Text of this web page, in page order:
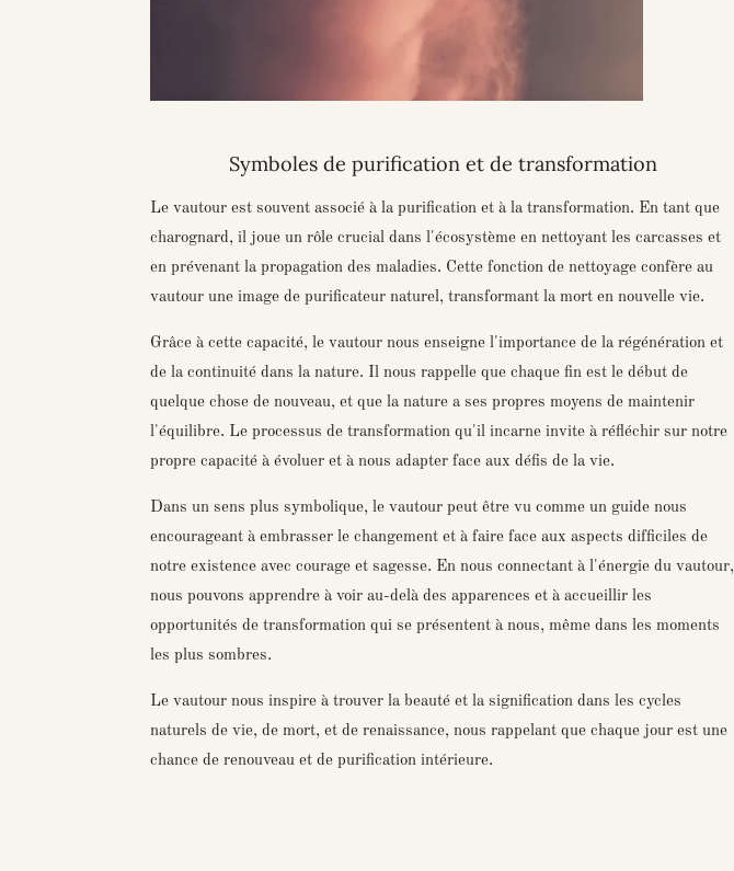
Symboles de purification et de transformation
Le vautour est souvent associé à la purification et à la transformation. En tant que
charognard, il joue un rôle crucial dans l'écosystème en nettoyant les carcasses et
en prévenant la propagation des maladies. Cette fonction de nettoyage confère au
vautour une image de purificateur naturel, transformant la mort en nouvelle vie.
Grâce à cette capacité, le vautour nous enseigne l'importance de la régénération et
de la continuité dans la nature. Il nous rappelle que chaque fin est le début de
quelque chose de nouveau, et que la nature a ses propres moyens de maintenir
l'équilibre. Le processus de transformation qu'il incarne invite à réfléchir sur notre
propre capacité à évoluer et à nous adapter face aux défis de la vie.
Dans un sens plus symbolique, le vautour peut être vu comme un guide nous
encourageant à embrasser le changement et à faire face aux aspects difficiles de
notre existence avec courage et sagesse. En nous connectant à l'énergie du vautour,
nous pouvons apprendre à voir au-delà des apparences et à accueillir les
opportunités de transformation qui se présentent à nous, même dans les moments
les plus sombres.
Le vautour nous inspire à trouver la beauté et la signification dans les cycles
naturels de vie, de mort, et de renaissance, nous rappelant que chaque jour est une
chance de renouveau et de purification intérieure.